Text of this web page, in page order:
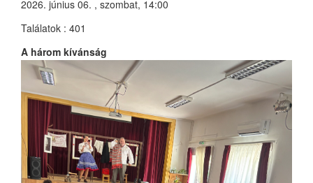
2026. június 06. , szombat, 14:00
Találatok : 401
A három kívánság